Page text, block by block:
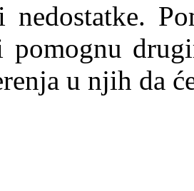
nedostatke.
pomognu
u njih da